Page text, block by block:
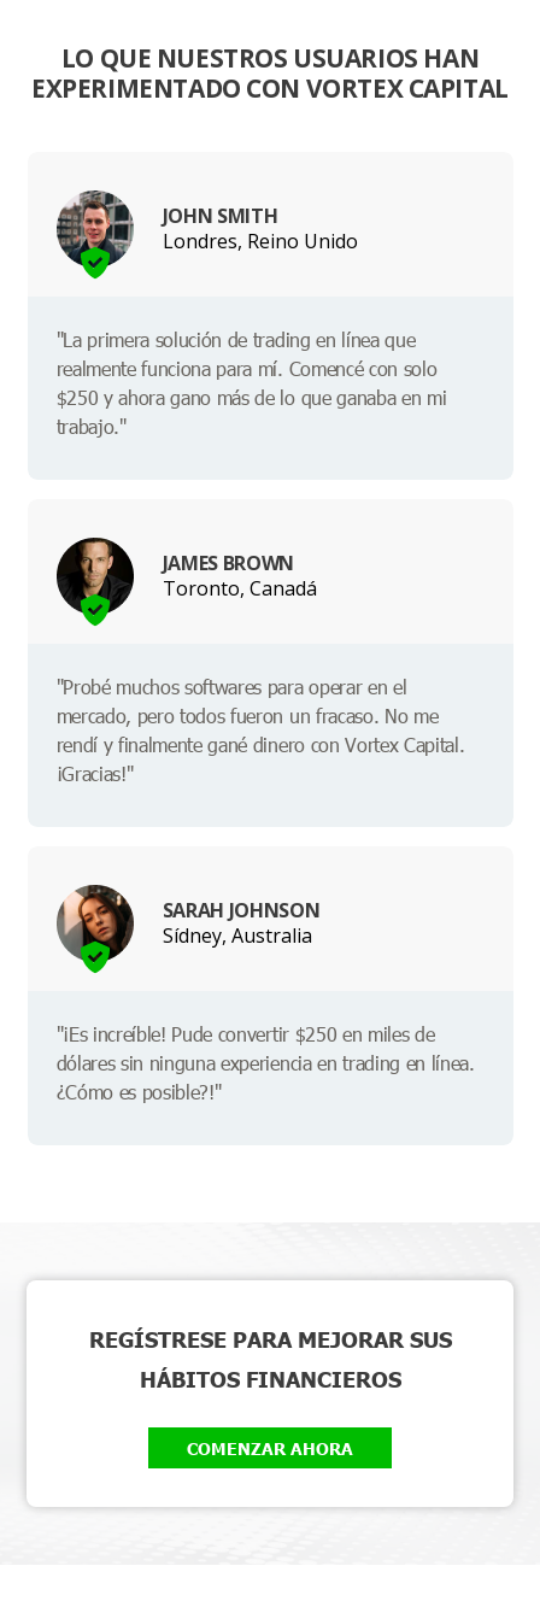
LO QUE NUESTROS USUARIOS HAN
EXPERIMENTADO CON VORTEX CAPITAL
JOHN SMITH
Londres, Reino Unido
"La primera solución de trading en línea que
realmente funciona para mí. Comencé con solo
$250 y ahora gano más de lo que ganaba en mi
trabajo."
JAMES BROWN
Toronto, Canadá
"Probé muchos softwares para operar en el
mercado, pero todos fueron un fracaso. No me
rendí y finalmente gané dinero con Vortex Capital.
¡Gracias!"
SARAH JOHNSON
Sídney, Australia
"¡Es increíble! Pude convertir $250 en miles de
dólares sin ninguna experiencia en trading en línea.
¿Cómo es posible?!"
REGÍSTRESE PARA MEJORAR SUS
HÁBITOS FINANCIEROS
COMENZAR AHORA